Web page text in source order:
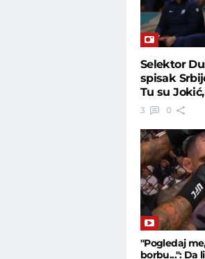
Selektor
spisak
Tu su
3 0
"Pogledaj
borbu...": Da